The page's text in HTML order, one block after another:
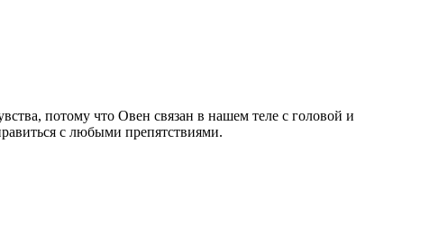
потому что Овен связан в нашем теле с головой и
с любыми препятствиями.